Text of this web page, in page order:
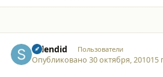
splendid Пользователи
Опубликовано30 октября, 201015